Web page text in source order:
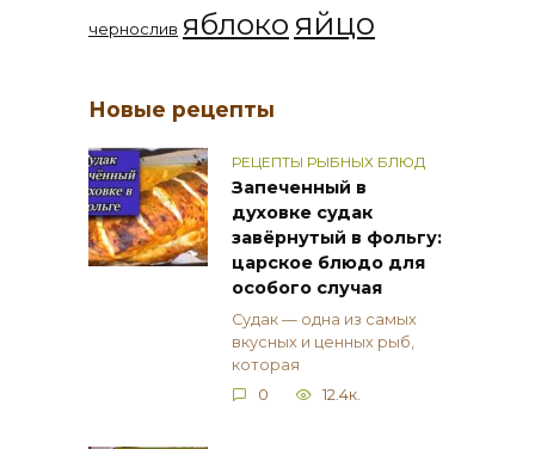
чернослив яблоко яйцо
Новые рецепты
РЕЦЕПТЫ РЫБНЫХ БЛЮД
Запеченный в
духовке судак
завёрнутый в фольгу:
царское блюдо для
особого случая
Судак — одна из самых
вкусных и ценных рыб,
которая
0
12.4к.